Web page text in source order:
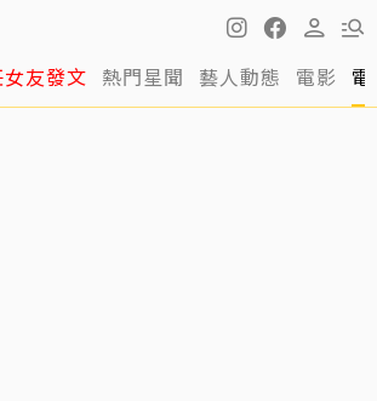
友發文 熱門星聞 藝人動態 電影